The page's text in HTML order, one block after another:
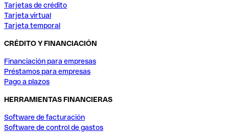
Tarjetas de crédito
Tarjeta virtual
Tarjeta temporal
CRÉDITO Y FINANCIACIÓN
Financiación para empresas
Préstamos para empresas
Pago a plazos
HERRAMIENTAS FINANCIERAS
Software de facturación
Software de control de gastos